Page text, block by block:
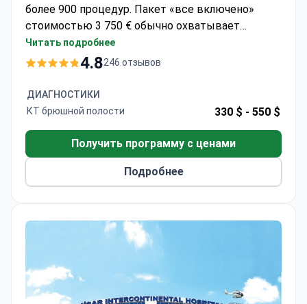
более 900 процедур. Пакет «все включено»
стоимостью 3 750 € обычно охватывает
операцию с использованием сетчатого
имплантата, 2 дня госпитализации, 2 ночи в
услуги переводчика. Операции проводятся в
больнице, аккредитованной JCI, с рейтингом
Турецкой хирургической ассоциации и активно
публикует результаты своих исследований.
Читать подробнее
4.8246 отзывов
ДИАГНОСТИКИ
КТ брюшной полости
330 $ - 550 $
Получить программу с ценами
Подробнее